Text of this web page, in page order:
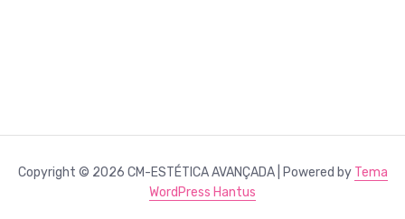
Copyright © 2026 CM-ESTÉTICA AVANÇADA | Powered by Tema
WordPress Hantus